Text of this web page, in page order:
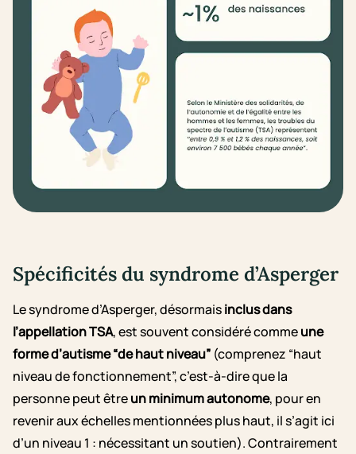
Spécificités du syndrome d’Asperger
Le syndrome d’Asperger, désormaisinclus dans
l’appellation TSA, est souvent considéré commeune
forme d’autisme “de haut niveau” (comprenez “haut
niveau de fonctionnement”, c’est-à-dire que la
personne peut êtreun minimum autonome, pour en
revenir aux échelles mentionnées plus haut, il s’agit ici
d’un niveau 1 : nécessitant un soutien). Contrairement